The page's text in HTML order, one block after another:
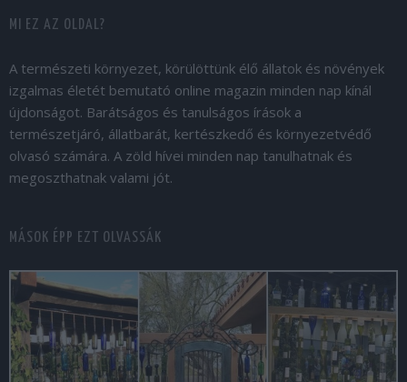
MI EZ AZ OLDAL?
A természeti környezet, körülöttünk élő állatok és növények
izgalmas életét bemutató online magazin minden nap kínál
újdonságot. Barátságos és tanulságos írások a
természetjáró, állatbarát, kertészkedő és környezetvédő
olvasó számára. A zöld hívei minden nap tanulhatnak és
megoszthatnak valami jót.
MÁSOK ÉPP EZT OLVASSÁK